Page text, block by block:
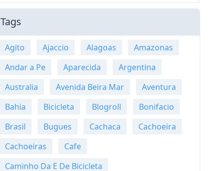
Tags
Agito Ajaccio Alagoas
Amazonas
Andar a Pe
Aparecida
Argentina
Australia
Avenida Beira Mar
Aventura
Bahia
Bicicleta Blogroll
Bonifacio
Brasil
Bugues Cachaca
Cachoeira
Cachoeiras
Cafe
Caminho Da E De Bicicleta